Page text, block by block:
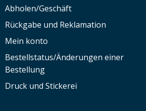
Abholen/Geschäft
Rückgabe und Reklamation
Mein konto
Bestellstatus/Änderungen einer
Bestellung
Druck und Stickerei